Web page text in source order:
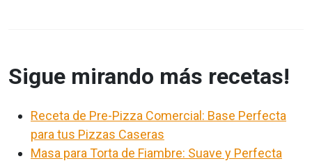
Sigue mirando más recetas!
Receta de Pre-Pizza Comercial: Base Perfecta
para tus Pizzas Caseras
Masa para Torta de Fiambre: Suave y Perfecta